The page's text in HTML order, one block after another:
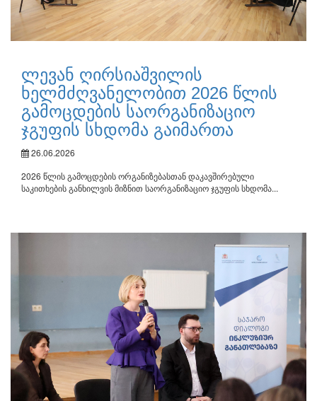
ლევან ღირსიაშვილის
ხელმძღვანელობით 2026 წლის
გამოცდების საორგანიზაციო
ჯგუფის სხდომა გაიმართა
26.06.2026
2026 წლის გამოცდების ორგანიზებასთან დაკავშირებული
საკითხების განხილვის მიზნით საორგანიზაციო ჯგუფის სხდომა...